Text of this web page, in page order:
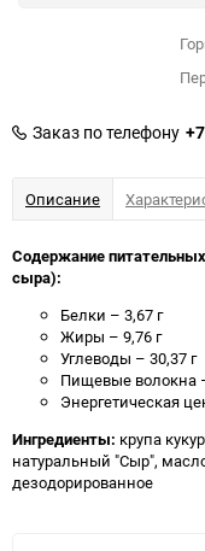
Заказ по телефону
Описание
Содержание
сыра):
Белки – 3,67 г
Жиры – 9,76 г
Углеводы – 30,37 г
Пищевые волокна
Энергетическая
Ингредиенты: крупа
натуральный "Сыр",
дезодорированное